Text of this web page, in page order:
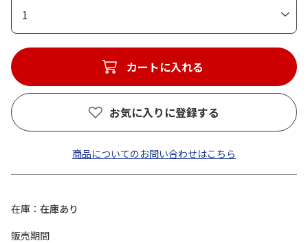
1
カートに入れる
お気に入りに登録する
商品についてのお問い合わせはこちら
在庫
在庫あり
販売期間